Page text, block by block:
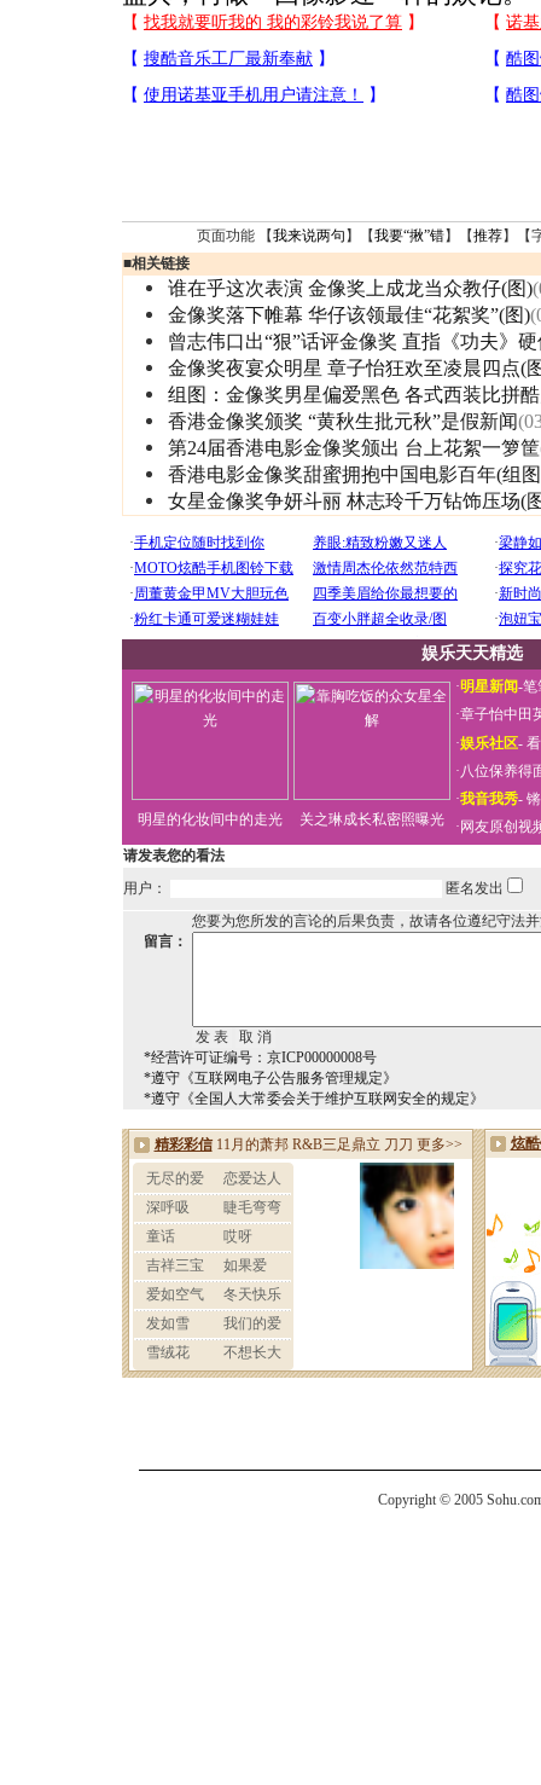
页面功能 【我来说两句 】【我要“揪”错】【推荐】【
■相关链接
谁在乎这次表演 金像奖上成龙当众教仔(图)
金像奖落下帷幕 华仔该领最佳“花絮奖”(图)
曾志伟口出“狠”话评金像奖 直指《功夫》硬
金像奖夜宴众明星 章子怡狂欢至凌晨四点(
组图：金像奖男星偏爱黑色 各式西装比拼
香港金像奖颁奖 “黄秋生批元秋”是假新闻
第24届香港电影金像奖颁出 台上花絮一箩筐
香港电影金像奖甜蜜拥抱中国电影百年(组
女星金像奖争妍斗丽 林志玲千万钻饰压场(
娱乐天天精选
明星的化妆间中的走光 关之琳成长私密照曝光
·明星新闻-笔
·章子怡中田
·娱乐社区-看
·八位保养得
·我音我秀-
· 网友原创视
请发表您的看法
用户：
匿名发出
您要为您所发的言论的后果负责，故请各位遵纪守法
留言：
*经营许可证编号：京ICP00000008号
*遵守《互联网电子公告服务管理规定》
*遵守《全国人大常委会关于维护互联网安全的规定》
Copyright © 2005